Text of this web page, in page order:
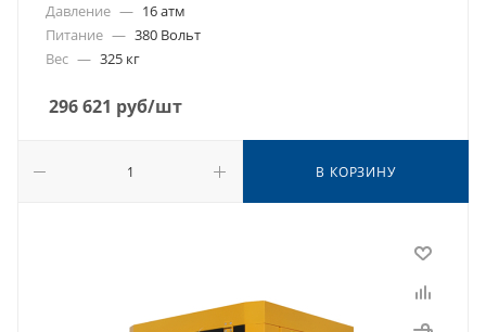
Давление — 16 атм
Питание — 380 Вольт
Вес — 325 кг
296 621 руб/шт
В КОРЗИНУ